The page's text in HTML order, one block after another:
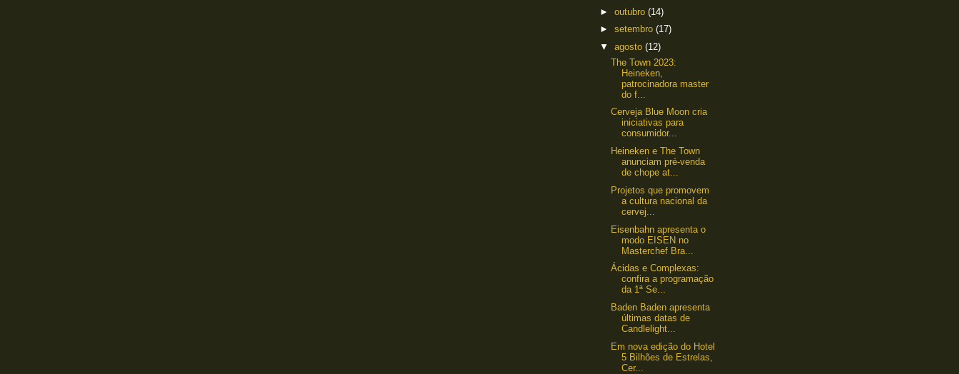
► outubro (14)
► setembro (17)
▼ agosto (12)
The Town 2023:
Heineken,
patrocinadora master
do f...
Cerveja Blue Moon cria
iniciativas para
consumidor...
Heineken e The Town
anunciam pré-venda
de chope at...
Projetos que promovem
a cultura nacional da
cervej...
Eisenbahn apresenta o
modo EISEN no
Masterchef Bra...
Ácidas e Complexas:
confira a programação
da 1ª Se...
Baden Baden apresenta
últimas datas de
Candlelight...
Em nova edição do Hotel
5 Bilhões de Estrelas,
Cer...